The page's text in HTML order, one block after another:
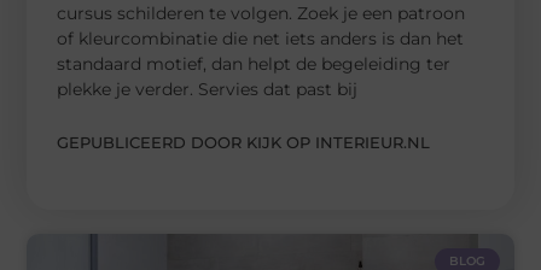
cursus schilderen te volgen. Zoek je een patroon
of kleurcombinatie die net iets anders is dan het
standaard motief, dan helpt de begeleiding ter
plekke je verder. Servies dat past bij
GEPUBLICEERD DOOR KIJK OP INTERIEUR.NL
BLOG